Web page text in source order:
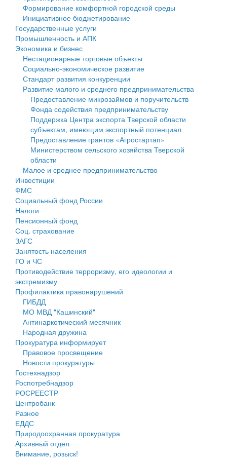
Государственные услуги
Промышленность и АПК
Экономика и бизнес
Символика
Устав
Гостям округа
Туризм
Культура
Образование
Здравоохранение
Социальная защита
Фотоальбом
муниципального округа Тверской области
Администрация Кашинского муниципального округа
Тверской области
Управление сельскими территориями
Открытые данные
Работа с обращениями граждан
Муниципальный контроль
Муниципальные услуги
Проекты административных регламентов
Антимонопольный комплаенс
Противодействие коррупции
Финансовое управление
Бюджет для граждан
Имущество
Выявление правообладателей ранее учтенных
объектов недвижимости
Имущественная поддержка субъектов малого и
среднего предпринимательства
Информационная поддержка субъектов малого и
среднего предпринимательства
Муниципальные программы
Контрольно-счетная палата
Персональные данные
Оценка регулирующего воздействия
Деятельность МУ
Нормативы градостроительного проектирования
Правила землепользования и застройки
Генеральные планы
Проекты планировки территории
Собрание депутатов
Городское поселение
Сельские поселения
Формирование комфортной городской среды
Инициативное бюджетирование
Государственные услуги
Промышленность и АПК
Экономика и бизнес
Нестационарные торговые объекты
Социально-экономическое развитие
Стандарт развития конкуренции
Развитие малого и среднего предпринимательства
Предоставление микрозаймов и поручительств
Фонда содействия предпринимательству
Поддержка Центра экспорта Тверской области
субъектам, имеющим экспортный потенциал
Предоставление грантов «Агростартап»
Министерством сельского хозяйства Тверской
области
Малое и среднее предпринимательство
Инвестиции
ФМС
Социальный фонд России
Налоги
Пенсионный фонд
Соц. страхование
ЗАГС
Занятость населения
ГО и ЧС
Противодействие терроризму, его идеологии и
экстремизму
Профилактика правонарушений
ГИБДД
МО МВД "Кашинский"
Антинаркотический месячник
Народная дружина
Прокуратура информирует
Правовое просвещение
Новости прокуратуры
Гостехнадзор
Роспотребнадзор
РОСРЕЕСТР
Центробанк
Разное
ЕДДС
Природоохранная прокуратура
Архивный отдел
Внимание, розыск!